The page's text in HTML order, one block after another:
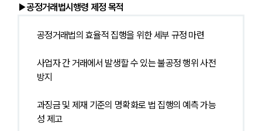
▶공정거래법시행령 제정 목적
공정거래법의 효율적 집행을 위한 세부 규정 마련
사업자 간 거래에서 발생할 수 있는 불공정 행위 사전
방지
과징금 및 제재 기준의 명확화로 법 집행의 예측 가능
성 제고